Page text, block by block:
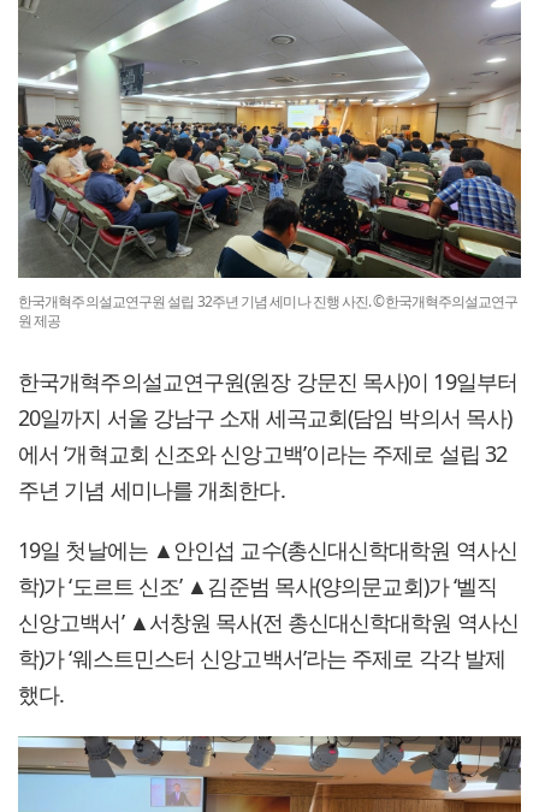
한국개혁주의설교연구원 설립 32주년 기념 세미나 진행 사진. ©한국개혁주의설교연구
원 제공
한국개혁주의설교연구원(원장 강문진 목사)이 19일부터
20일까지 서울 강남구 소재 세곡교회(담임 박의서 목사)
에서 ‘개혁교회 신조와 신앙고백’이라는 주제로 설립 32
주년 기념 세미나를 개최한다.
19일 첫날에는 ▲안인섭 교수(총신대신학대학원 역사신
학)가 ‘도르트 신조’ ▲김준범 목사(양의문교회)가 ‘벨직
신앙고백서’ ▲서창원 목사(전 총신대신학대학원 역사신
학)가 ‘웨스트민스터 신앙고백서’라는 주제로 각각 발제
했다.